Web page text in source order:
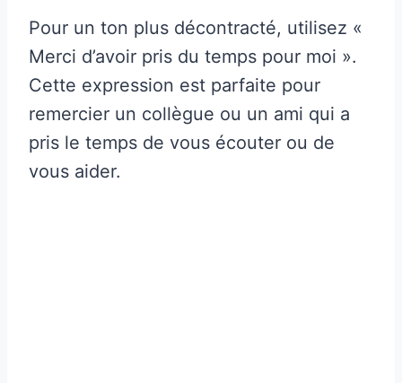
Pour un ton plus décontracté, utilisez «
Merci d’avoir pris du temps pour moi ».
Cette expression est parfaite pour
remercier un collègue ou un ami qui a
pris le temps de vous écouter ou de
vous aider.